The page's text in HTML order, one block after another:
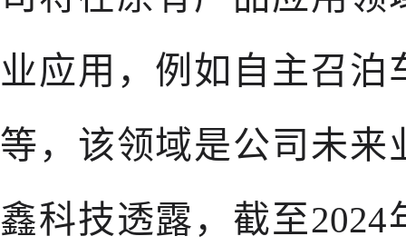
业应用，例如自主召
等，该领域是公司未来
鑫科技透露，截至